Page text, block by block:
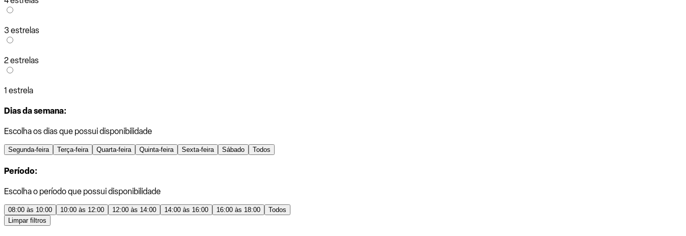
3 estrelas
2 estrelas
1 estrela
Dias da semana:
Escolha os dias que possui disponibilidade
Segunda-feira Terça-feira Quarta-feira Quinta-feira Sexta-feira Sábado Todos
Período:
Escolha o período que possui disponibilidade
08:00 às 10:00 10:00 às 12:00 12:00 às 14:00 14:00 às 16:00 16:00 às 18:00
Todos
Limpar filtros